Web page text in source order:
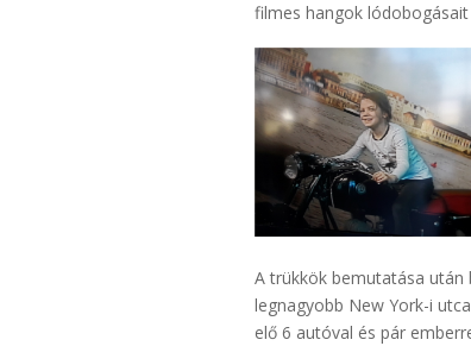
filmes hangok
A trükkök bemutatása után
legnagyobb New York-i
elő 6 autóval és pár